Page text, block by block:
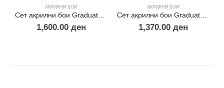
АКРИЛНИ БОИ
Сет акрилни бои Graduate starter 5х120мл.
1,600.00 ден
АКРИЛНИ БОИ
Сет акрилни бои Graduate primary 6х75мл.
1,370.00 ден